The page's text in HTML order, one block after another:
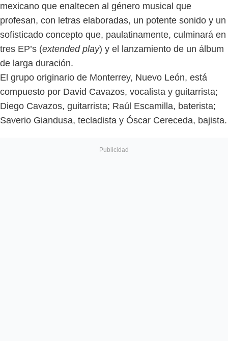
mexicano que enaltecen al género musical que
profesan, con letras elaboradas, un potente sonido y un
sofisticado concepto que, paulatinamente, culminará en
tres EP’s (extended play) y el lanzamiento de un álbum
de larga duración.
El grupo originario de Monterrey, Nuevo León, está
compuesto por David Cavazos, vocalista y guitarrista;
Diego Cavazos, guitarrista; Raúl Escamilla, baterista;
Saverio Giandusa, tecladista y Óscar Cereceda, bajista.